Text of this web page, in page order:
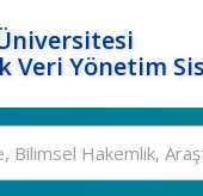
Veri Yönetim